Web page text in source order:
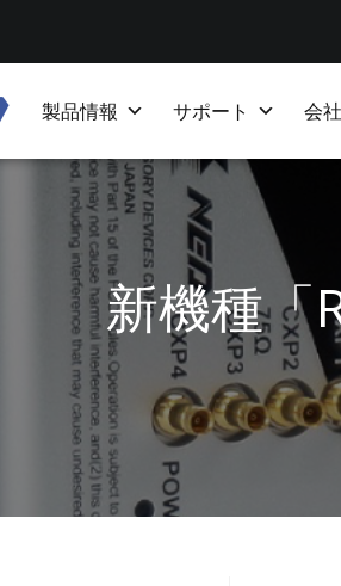
製品情報 サポート 会
新機種「